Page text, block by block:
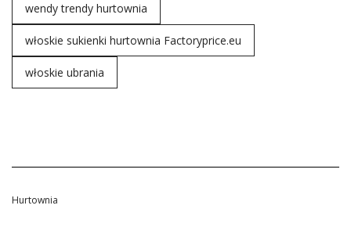
wendy trendy hurtownia
włoskie sukienki hurtownia Factoryprice.eu
włoskie ubrania
Hurtownia